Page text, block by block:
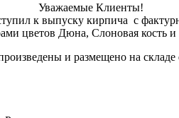
Уважаемые Клиенты!
к выпуску кирпича с
цветов Дюна, Слоновая
и размещено на